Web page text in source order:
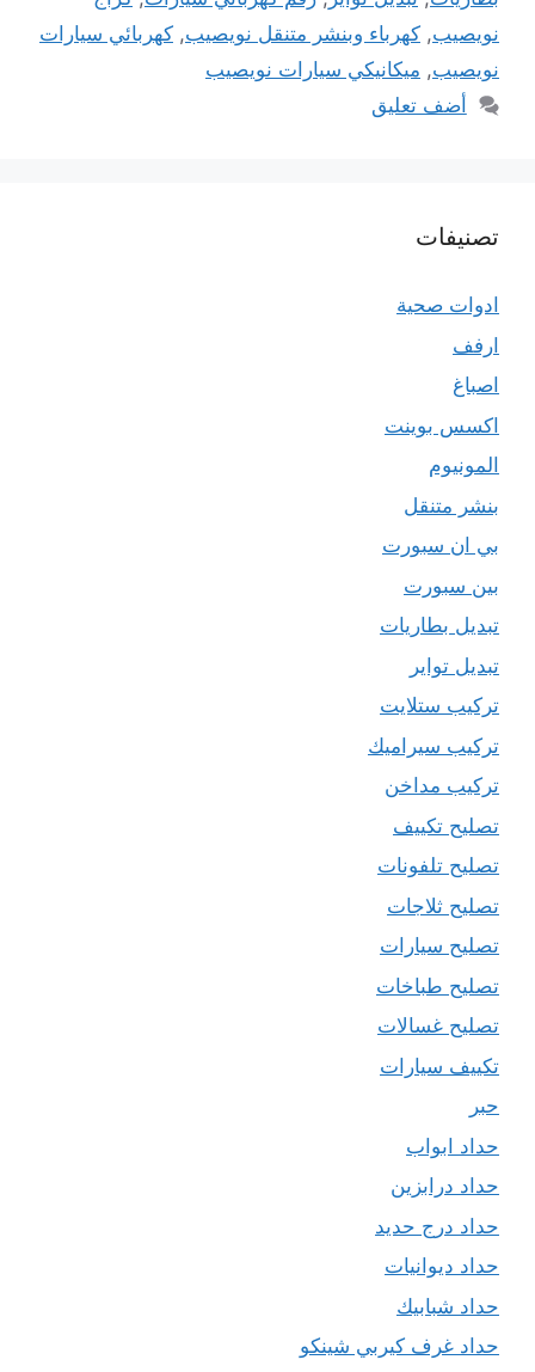
نويصيب, كهرباء وبنشر متنقل نويصيب, كهربائي سيارات
نويصيب, ميكانيكي سيارات نويصيب
أضف تعليق
تصنيفات
ادوات صحية
ارفف
اصباغ
اكسس بوينت
المونيوم
بنشر متنقل
بي ان سبورت
بين سبورت
تبديل بطاريات
تبديل تواير
تركيب ستلايت
تركيب سيراميك
تركيب مداخن
تصليح تكييف
تصليح تلفونات
تصليح ثلاجات
تصليح سيارات
تصليح طباخات
تصليح غسالات
تكييف سيارات
حبر
حداد ابواب
حداد درابزين
حداد درج حديد
حداد ديوانيات
حداد شبابيك
حداد غرف كيربي شينكو